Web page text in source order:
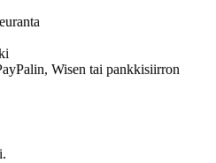
Wisen tai pankkisiirron